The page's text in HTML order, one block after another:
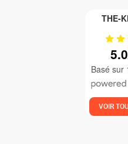
THE-
5.0
Basé sur
VOIR